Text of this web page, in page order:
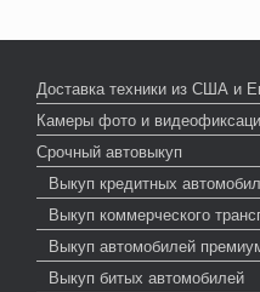
Доставка техники из США и
Камеры фото и
Срочный автовыкуп
Выкуп кредитных
Выкуп коммерческого
Выкуп автомобилей
Выкуп битых автомобилей